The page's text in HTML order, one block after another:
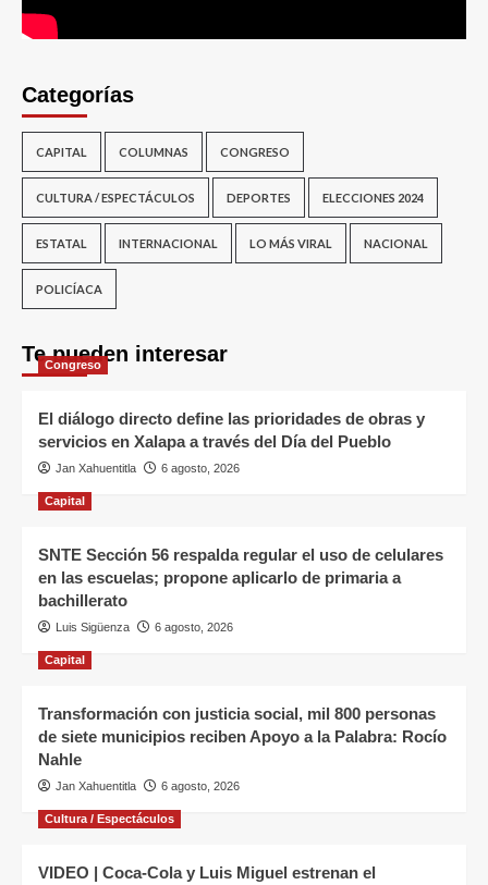
Categorías
CAPITAL COLUMNAS CONGRESO
CULTURA / ESPECTÁCULOS DEPORTES ELECCIONES 2024
ESTATAL INTERNACIONAL LO MÁS VIRAL NACIONAL
POLICÍACA
Te pueden interesar
Congreso
El diálogo directo define las prioridades de obras y
servicios en Xalapa a través del Día del Pueblo
Jan Xahuentitla 6 agosto, 2026
Capital
SNTE Sección 56 respalda regular el uso de celulares
en las escuelas; propone aplicarlo de primaria a
bachillerato
Luis Sigüenza 6 agosto, 2026
Capital
Transformación con justicia social, mil 800 personas
de siete municipios reciben Apoyo a la Palabra: Rocío
Nahle
Jan Xahuentitla 6 agosto, 2026
Cultura / Espectáculos
VIDEO | Coca-Cola y Luis Miguel estrenan el